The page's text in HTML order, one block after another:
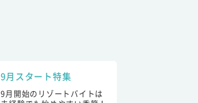
9月スタート特集
9月開始のリゾートバイトは